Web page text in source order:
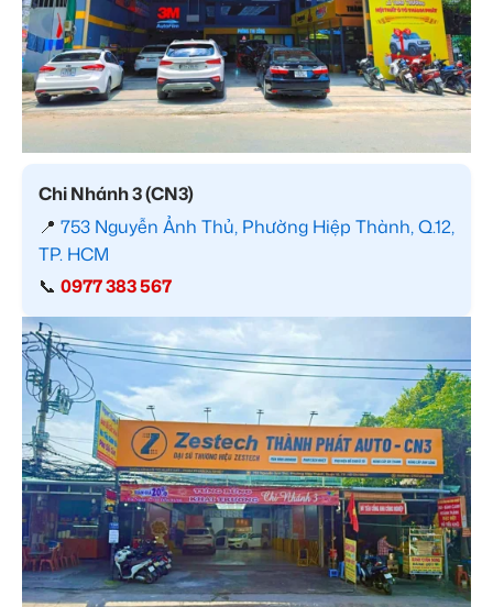
Chi Nhánh 3 (CN3)
📍 753 Nguyễn Ảnh Thủ, Phường Hiệp Thành, Q.12,
TP. HCM
📞 0977 383 567